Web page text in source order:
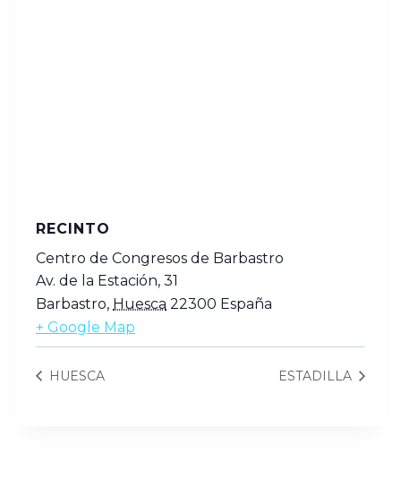
RECINTO
Centro de Congresos de Barbastro
Av. de la Estación, 31
Barbastro, Huesca 22300 España
+ Google Map
HUESCA ESTADILLA